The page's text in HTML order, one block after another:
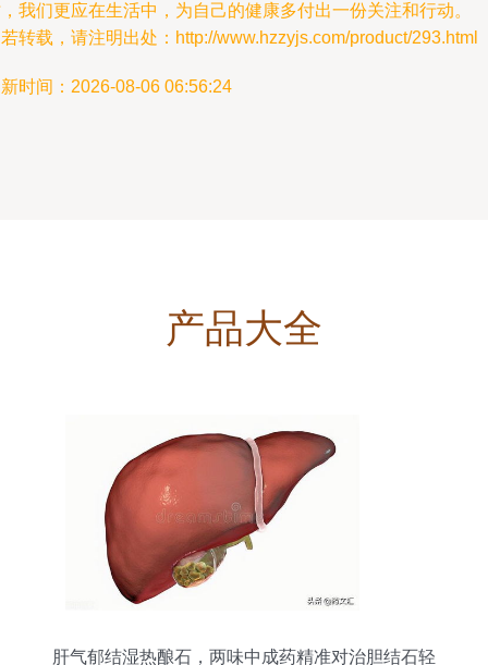
我们更应在生活中，为自己的健康多付出一份关注和行动。
转载，请注明出处：http://www.hzzyjs.com/product/293.html
时间：2026-08-06 06:56:24
产品大全
肝气郁结湿热酿石，两味中成药精准对治胆结石轻